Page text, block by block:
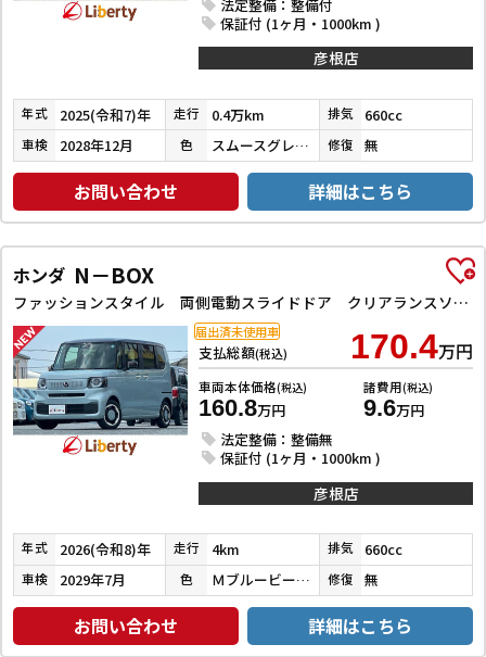
法定整備：整備付
保証付 (1ヶ月・1000km )
彦根店
年式 2025(令和7)年 走行 0.4万km 排気 660cc
車検 2028年12月 色 スムースグレーマイカメタリック／シャイニングホワイトパール 修復 無
お問い合わせ 詳細はこちら
ホンダ N－BOX
ファッションスタイル 両側電動スライドドア クリアランスソナー オートクルーズコントロール レーンアシスト 衝突被害軽減システム オートライト LEDヘッドランプ スマートキー アイドリングストップ
支払総額(税込) 170.4万円
車両本体価格(税込)
160.8万円
諸費用(税込)
9.6万円
法定整備：整備無
保証付 (1ヶ月・1000km )
届出済未使用車
彦根店
年式 2026(令和8)年 走行 4km 排気 660cc
車検 2029年7月 色 ＭブルービームＭ／ＣブラックＰ 修復 無
お問い合わせ 詳細はこちら